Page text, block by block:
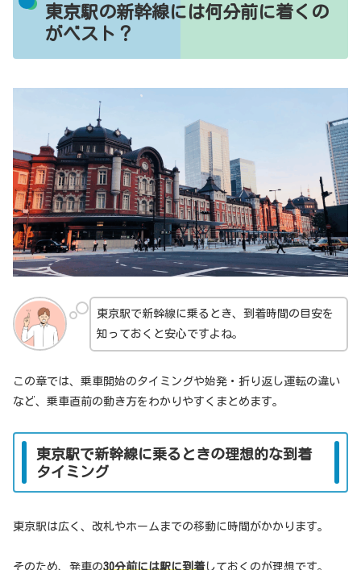
東京駅の新幹線には何分前に着くの
がベスト？
東京駅で新幹線に乗るとき、到着時間の目安を
知っておくと安心ですよね。
この章では、乗車開始のタイミングや始発・折り返し運転の違い
など、乗車直前の動き方をわかりやすくまとめます。
東京駅で新幹線に乗るときの理想的な到着
タイミング
東京駅は広く、改札やホームまでの移動に時間がかかります。
そのため、発車の30分前には駅に到着しておくのが理想です。